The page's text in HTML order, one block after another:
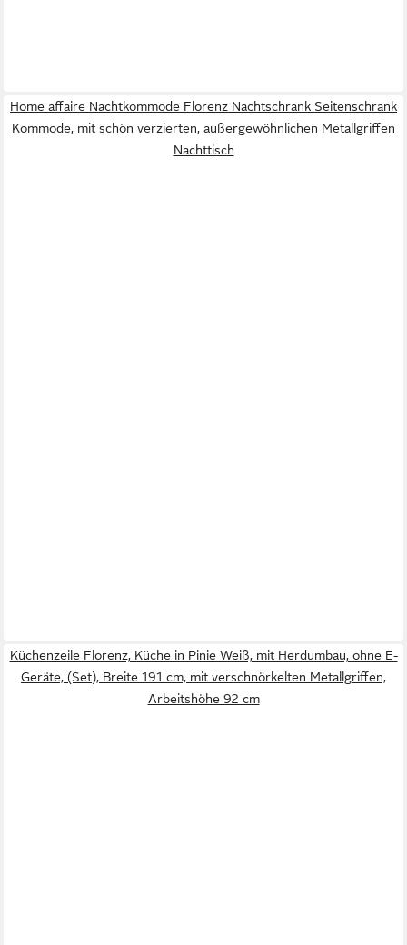
Home affaire Nachtkommode Florenz Nachtschrank Seitenschrank
Kommode, mit schön verzierten, außergewöhnlichen Metallgriffen
Nachttisch
Küchenzeile Florenz, Küche in Pinie Weiß, mit Herdumbau, ohne E-
Geräte, (Set), Breite 191 cm, mit verschnörkelten Metallgriffen,
Arbeitshöhe 92 cm